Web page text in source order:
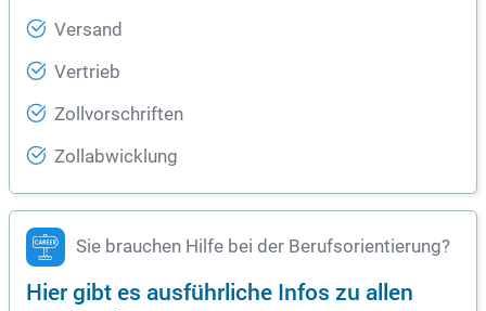
Versand
Vertrieb
Zollvorschriften
Zollabwicklung
Sie brauchen Hilfe bei der Berufsorientierung?
Hier gibt es ausführliche Infos zu allen